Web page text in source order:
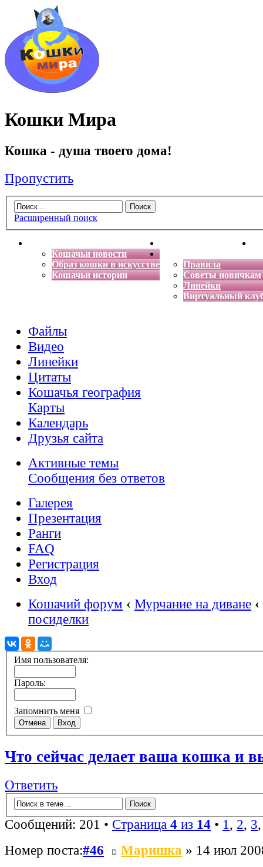
Кошки Мира
Кошка - душа твоего дома!
Пропустить
Расширенный поиск
Кошачьи новости
Образ кошки в искусстве
Кошачьи истории
Энциклопедия кошек
Правила
Советы новичкам
Линейки
Виртуальный
Файлы
Видео
Линейки
Цитаты
Кошачья география
Карты
Календарь
Друзья сайта
Активные темы
Сообщения без ответов
Галерея
Презентация
Ранги
FAQ
Регистрация
Вход
Кошачий форум ‹ Мурчание на диване ‹
посиделки
Имя пользователя:
Пароль:
Запомнить меня
Что сейчас делает ваша кошка и
Ответить
Сообщений: 201 • Страница 4 из 14 • 1 , 2, 3
Номер поста:#46 Маришка » 14 июл